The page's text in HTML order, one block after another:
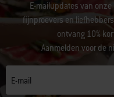
E-mailupdates van
fijnproevers en
ontvang 10%
Aanmelden voor de
E-mail